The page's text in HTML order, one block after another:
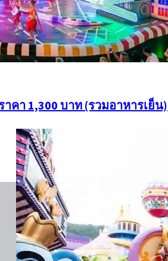
คา 1,300 บาท (รวมอาหารเย็น)